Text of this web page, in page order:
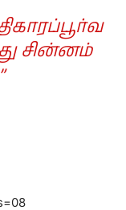
சின்னம்